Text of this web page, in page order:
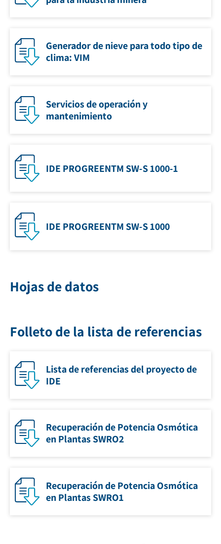
Generador de nieve para todo tipo de
clima: VIM
Servicios de operación y
mantenimiento
IDE PROGREENTM SW-S 1000-1
IDE PROGREENTM SW-S 1000
Hojas de datos
Folleto de la lista de referencias
Lista de referencias del proyecto de
IDE
Recuperación de Potencia Osmótica
en Plantas SWRO2
Recuperación de Potencia Osmótica
en Plantas SWRO1